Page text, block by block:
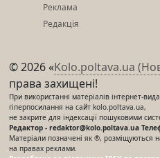
Реклама
Редакція
© 2026 «Kolo.poltava.ua
права захищені!
При використанні матеріалів інтернет-
гіперпосилання на сайт kolo.poltava.ua,
не закрите для індексації пошуковими
Редактор - redaktor@kolo.poltava.ua
Матеріали позначені як ®, розміщуються
на правах реклами.